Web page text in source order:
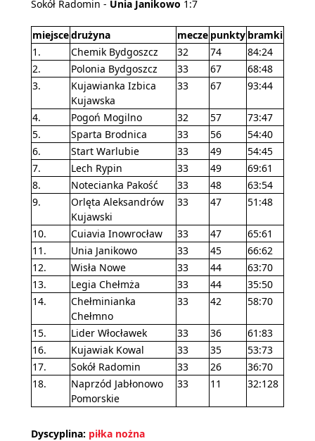
Sokół Radomin - Unia Janikowo 1:7
miejscedrużyna mecze punkty bramki
1.
Chemik Bydgoszcz 32 74
84:24
2.
Polonia Bydgoszcz 33 67
68:48
3.
Kujawianka Izbica
Kujawska
33 67 93:44
4. Pogoń Mogilno 32 57
73:47
5.
Sparta Brodnica 33 56
54:40
6.
Start Warlubie 33 49
54:45
7.
Lech Rypin 33 49
69:61
8.
Notecianka Pakość 33 48
63:54
9.
Orlęta Aleksandrów
Kujawski
33 47 51:48
10. Cuiavia Inowrocław 33 47
65:61
11.
Unia Janikowo 33 45
66:62
12.
Wisła Nowe 33 44
63:70
13.
Legia Chełmża 33 44
35:50
14.
Chełminianka
Chełmno
33 42 58:70
15. Lider Włocławek 33 36
61:83
16.
Kujawiak Kowal 33 35
53:73
17.
Sokół Radomin 33 26
36:70
18.
Naprzód Jabłonowo
Pomorskie
33 11 32:128
Dyscyplina: piłka nożna